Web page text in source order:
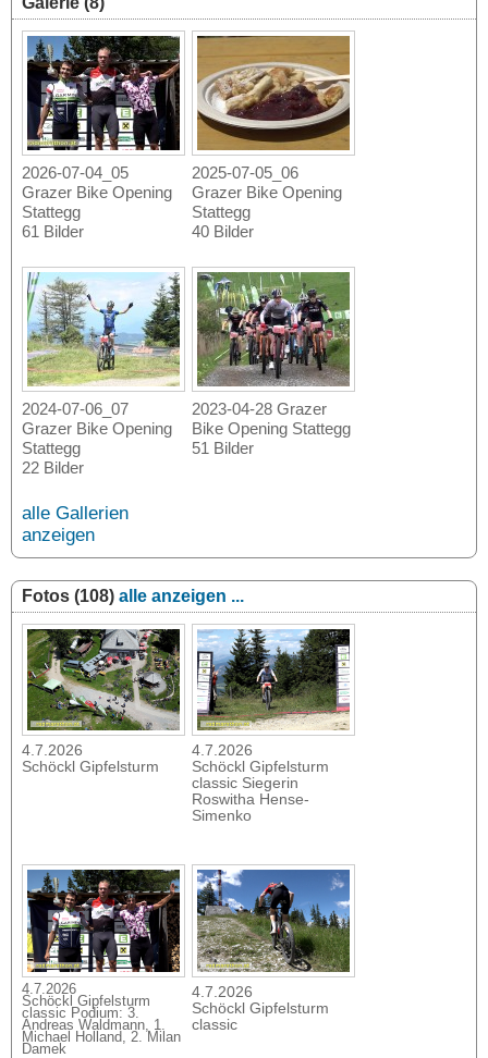
2026-07-04_05
Grazer Bike Opening
Stattegg
61 Bilder
2025-07-05_06
Grazer Bike Opening
Stattegg
40 Bilder
2024-07-06_07
Grazer Bike Opening
Stattegg
22 Bilder
2023-04-28 Grazer
Bike Opening Stattegg
51 Bilder
alle Gallerien
anzeigen
Fotos (108) alle anzeigen ...
4.7.2026
Schöckl Gipfelsturm
4.7.2026
Schöckl Gipfelsturm
classic Siegerin
Roswitha Hense-
Simenko
4.7.2026
Schöckl Gipfelsturm
classic Podium: 3.
Andreas Waldmann, 1.
Michael Holland, 2. Milan
Damek
4.7.2026
Schöckl Gipfelsturm
classic